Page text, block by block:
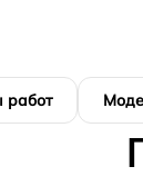
работ